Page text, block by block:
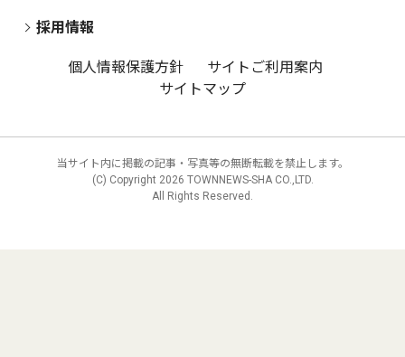
採用情報
個人情報保護方針
サイトご利用案内
サイトマップ
当サイト内に掲載の記事・写真等の無断転載を禁止します。
(C) Copyright 2026 TOWNNEWS-SHA CO.,LTD.
All Rights Reserved.